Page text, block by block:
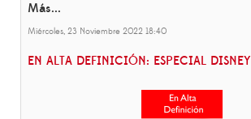
Más...
Miércoles, 23 Noviembre 2022 18:40
EN ALTA DEFINICIÓN: ESPECIAL DISNEY